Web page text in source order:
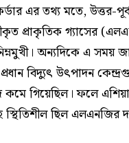
এর তথ্য মতে, উত্তর-
প্রাকৃতিক গ্যাসের
অন্যদিকে এ সময়
বিদ্যুৎ উৎপাদন
গিয়েছিল। ফলে
স্থিতিশীল ছিল এলএনজির